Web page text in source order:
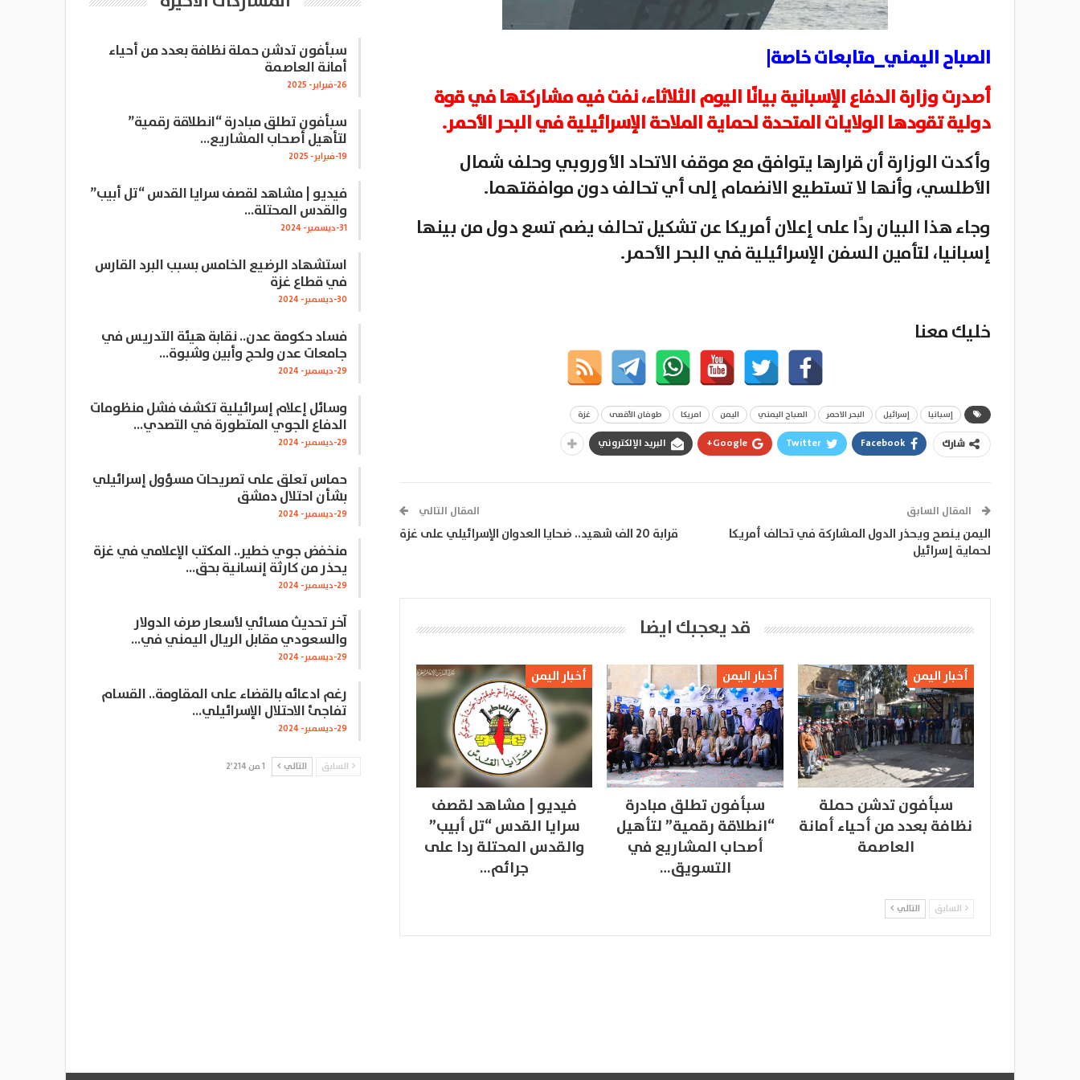
الصباح اليمني_متابعات خاصة|
أصدرت وزارة الدفاع الإسبانية بيانًا اليوم الثلاثاء، نفت فيه مشاركتها في قوة
دولية تقودها الولايات المتحدة لحماية الملاحة الإسرائيلية في البحر الأحمر.
وأكدت الوزارة أن قرارها يتوافق مع موقف الاتحاد الأوروبي وحلف شمال
الأطلسي، وأنها لا تستطيع الانضمام إلى أي تحالف دون موافقتهما.
وجاء هذا البيان ردًا على إعلان أمريكا عن تشكيل تحالف يضم تسع دول من بينها
إسبانيا، لتأمين السفن الإسرائيلية في البحر الأحمر.
خليك معنا
إسبانيا إسرائيل البحر الاحمر الصباح اليمني اليمن امريكا طوفان الأقصى غزة
شارك Facebook
Twitter
Google+ البريد الإلكتروني
المقال السابق
اليمن ينصح ويحذر الدول المشاركة في تحالف أمريكا
لحماية إسرائيل
المقال التالي
قرابة 20 الف شهيد.. ضحايا العدوان الإسرائيلي على غزة
قد يعجبك ايضا
أخبار اليمن
سبأفون تدشن حملة
نظافة بعدد من أحياء أمانة
العاصمة
أخبار اليمن
سبأفون تطلق مبادرة
“انطلاقة رقمية” لتأهيل
أصحاب المشاريع في
التسويق…
أخبار اليمن
فيديو | مشاهد لقصف
سرايا القدس “تل أبيب”
والقدس المحتلة ردا على
جرائم…
السابق التالي
سبأفون تدشن حملة نظافة بعدد من أحياء
أمانة العاصمة
26-فبراير- 2025
سبأفون تطلق مبادرة “انطلاقة رقمية”
لتأهيل أصحاب المشاريع…
19-فبراير- 2025
فيديو | مشاهد لقصف سرايا القدس “تل أبيب”
والقدس المحتلة…
31-ديسمبر- 2024
استشهاد الرضيع الخامس بسبب البرد القارس
في قطاع غزة
30-ديسمبر- 2024
فساد حكومة عدن.. نقابة هيئة التدريس في
جامعات عدن ولحج وأبين وشبوة…
29-ديسمبر- 2024
وسائل إعلام إسرائيلية تكشف فشل منظومات
الدفاع الجوي المتطورة في التصدي…
29-ديسمبر- 2024
حماس تعلق على تصريحات مسؤول إسرائيلي
بشأن احتلال دمشق
29-ديسمبر- 2024
منخفض جوي خطير.. المكتب الإعلامي في غزة
يحذر من كارثة إنسانية بحق…
29-ديسمبر- 2024
آخر تحديث مسائي لأسعار صرف الدولار
والسعودي مقابل الريال اليمني في…
29-ديسمبر- 2024
رغم ادعائه بالقضاء على المقاومة.. القسام
تفاجئ الاحتلال الإسرائيلي…
29-ديسمبر- 2024
السابق التالي 1 من 2٬214